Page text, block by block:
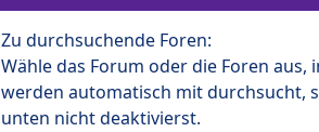
Zu durchsuchende Foren:
Wähle das Forum oder die Foren
werden automatisch mit durchsucht,
unten nicht deaktivierst.